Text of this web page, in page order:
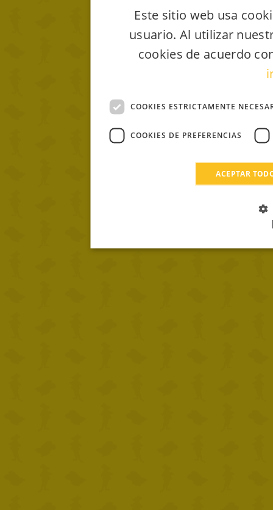
Este sitio web usa
usuario. Al utilizar
cookies de acuerdo
COOKIES ESTRICTAMENTE
COOKIES DE PREFERENCIAS
ACEPTAR